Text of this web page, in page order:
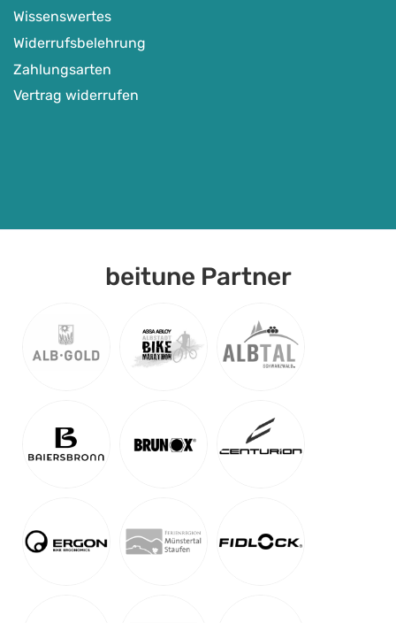
Wissenswertes
Widerrufsbelehrung
Zahlungsarten
Vertrag widerrufen
beitune Partner